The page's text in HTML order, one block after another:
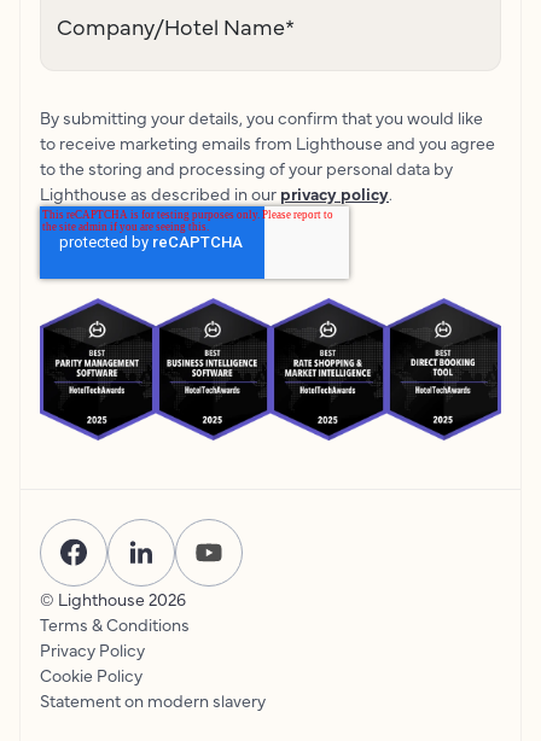
Company/Hotel Name*
By submitting your details, you confirm that you would like
to receive marketing emails from Lighthouse and you agree
to the storing and processing of your personal data by
Lighthouse as described in our privacy policy.
© Lighthouse 2026
Terms & Conditions
Privacy Policy
Cookie Policy
Statement on modern slavery